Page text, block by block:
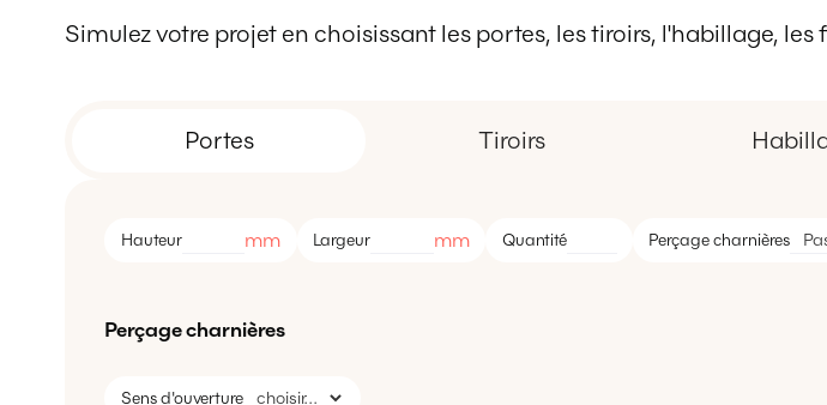
Simulez votre projet en choisissant les portes, les tiroirs, l'habillage,
Portes Tiroirs
Hauteur mm Largeur mm Quantité Perçage charnières
Perçage charnières
Sens d'ouverture